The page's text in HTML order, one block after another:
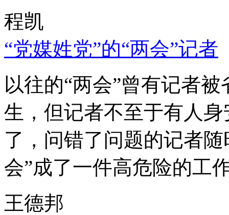
程凯
“党媒姓党”的“两会”记者
以往的“两会”曾有记者
生，但记者不至于有人
了，问错了问题的记者
会”成了一件高危险的工
王德邦